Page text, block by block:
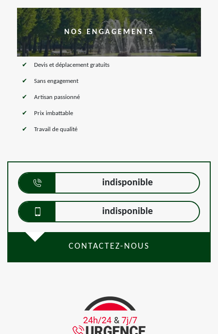
NOS ENGAGEMENTS
Devis et déplacement gratuits
Sans engagement
Artisan passionné
Prix imbattable
Travail de qualité
indisponible
indisponible
CONTACTEZ-NOUS